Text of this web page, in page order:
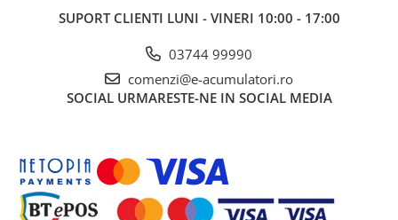
SUPORT CLIENTI LUNI - VINERI 10:00 - 17:00
03744 99990
comenzi@e-acumulatori.ro
SOCIAL URMARESTE-NE IN SOCIAL MEDIA